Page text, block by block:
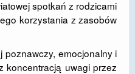
spotkań z rodzicami
korzystania z zasobów
poznawczy, emocjonalny i
koncentracją uwagi przez